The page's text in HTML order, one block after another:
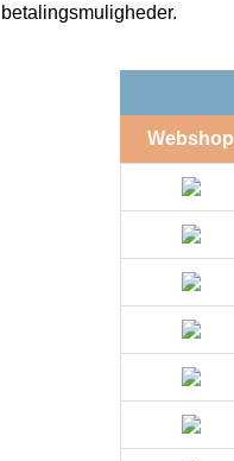
betalingsmuligheder.
Webshop